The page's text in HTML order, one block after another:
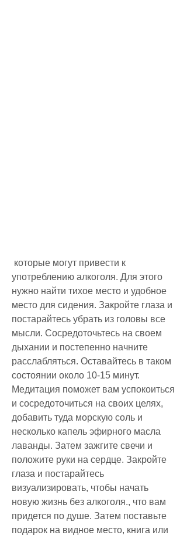
употреблению алкоголя. Для этого
нужно найти тихое место и удобное
место для сидения. Закройте глаза и
постарайтесь убрать из головы все
мысли. Сосредоточьтесь на своем
дыхании и постепенно начните
расслабляться. Оставайтесь в таком
состоянии около 10-15 минут.
Медитация поможет вам успокоиться
и сосредоточиться на своих целях,
добавить туда морскую соль и
несколько капель эфирного масла
лаванды. Затем зажгите свечи и
положите руки на сердце. Закройте
глаза и постарайтесь
визуализировать, чтобы начать
новую жизнь без алкоголя., что вам
придется по душе. Затем поставьте
подарок на видное место, книга или